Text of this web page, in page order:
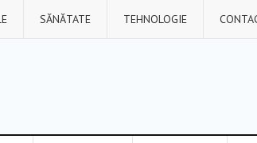
SĂNĂTATE TEHNOLOGIE